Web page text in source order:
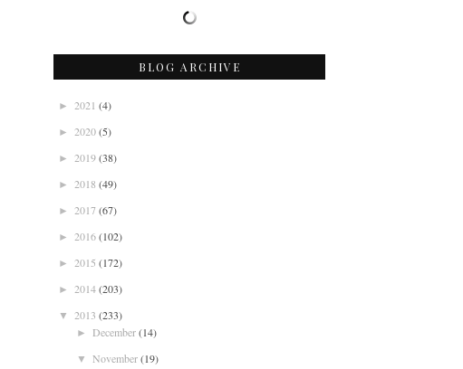
BLOG ARCHIVE
► 2021 (4)
► 2020(5)
► 2019(38)
► 2018 (49)
► 2017 (67)
► 2016(102)
► 2015 (172)
► 2014(203)
▼ 2013 (233)
► December(14)
▼ November(19)